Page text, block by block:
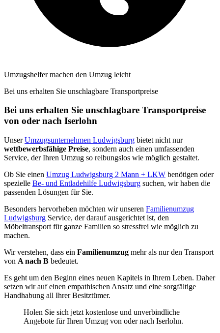
Umzugshelfer machen den Umzug leicht
Bei uns erhalten Sie unschlagbare Transportpreise
Bei uns erhalten Sie unschlagbare Transportpreise
von oder nach Iserlohn
UnserUmzugsunternehmen Ludwigsburg bietet nicht nur
wettbewerbsfähige Preise, sondern auch einen umfassenden
Service, der Ihren Umzug so reibungslos wie möglich gestaltet.
Ob Sie einen Umzug Ludwigsburg 2 Mann + LKW benötigen oder
spezielle Be- und Entladehilfe Ludwigsburg suchen, wir haben die
passenden Lösungen für Sie.
Besonders hervorheben möchten wir unseren Familienumzug
Ludwigsburg Service, der darauf ausgerichtet ist, den
Möbeltransport für ganze Familien so stressfrei wie möglich zu
machen.
Wir verstehen, dass ein Familienumzug mehr als nur den Transport
von A nach B bedeutet.
Es geht um den Beginn eines neuen Kapitels in Ihrem Leben. Daher
setzen wir auf einen empathischen Ansatz und eine sorgfältige
Handhabung all Ihrer Besitztümer.
Holen Sie sich jetzt kostenlose und unverbindliche
Angebote für Ihren Umzug von oder nach Iserlohn.